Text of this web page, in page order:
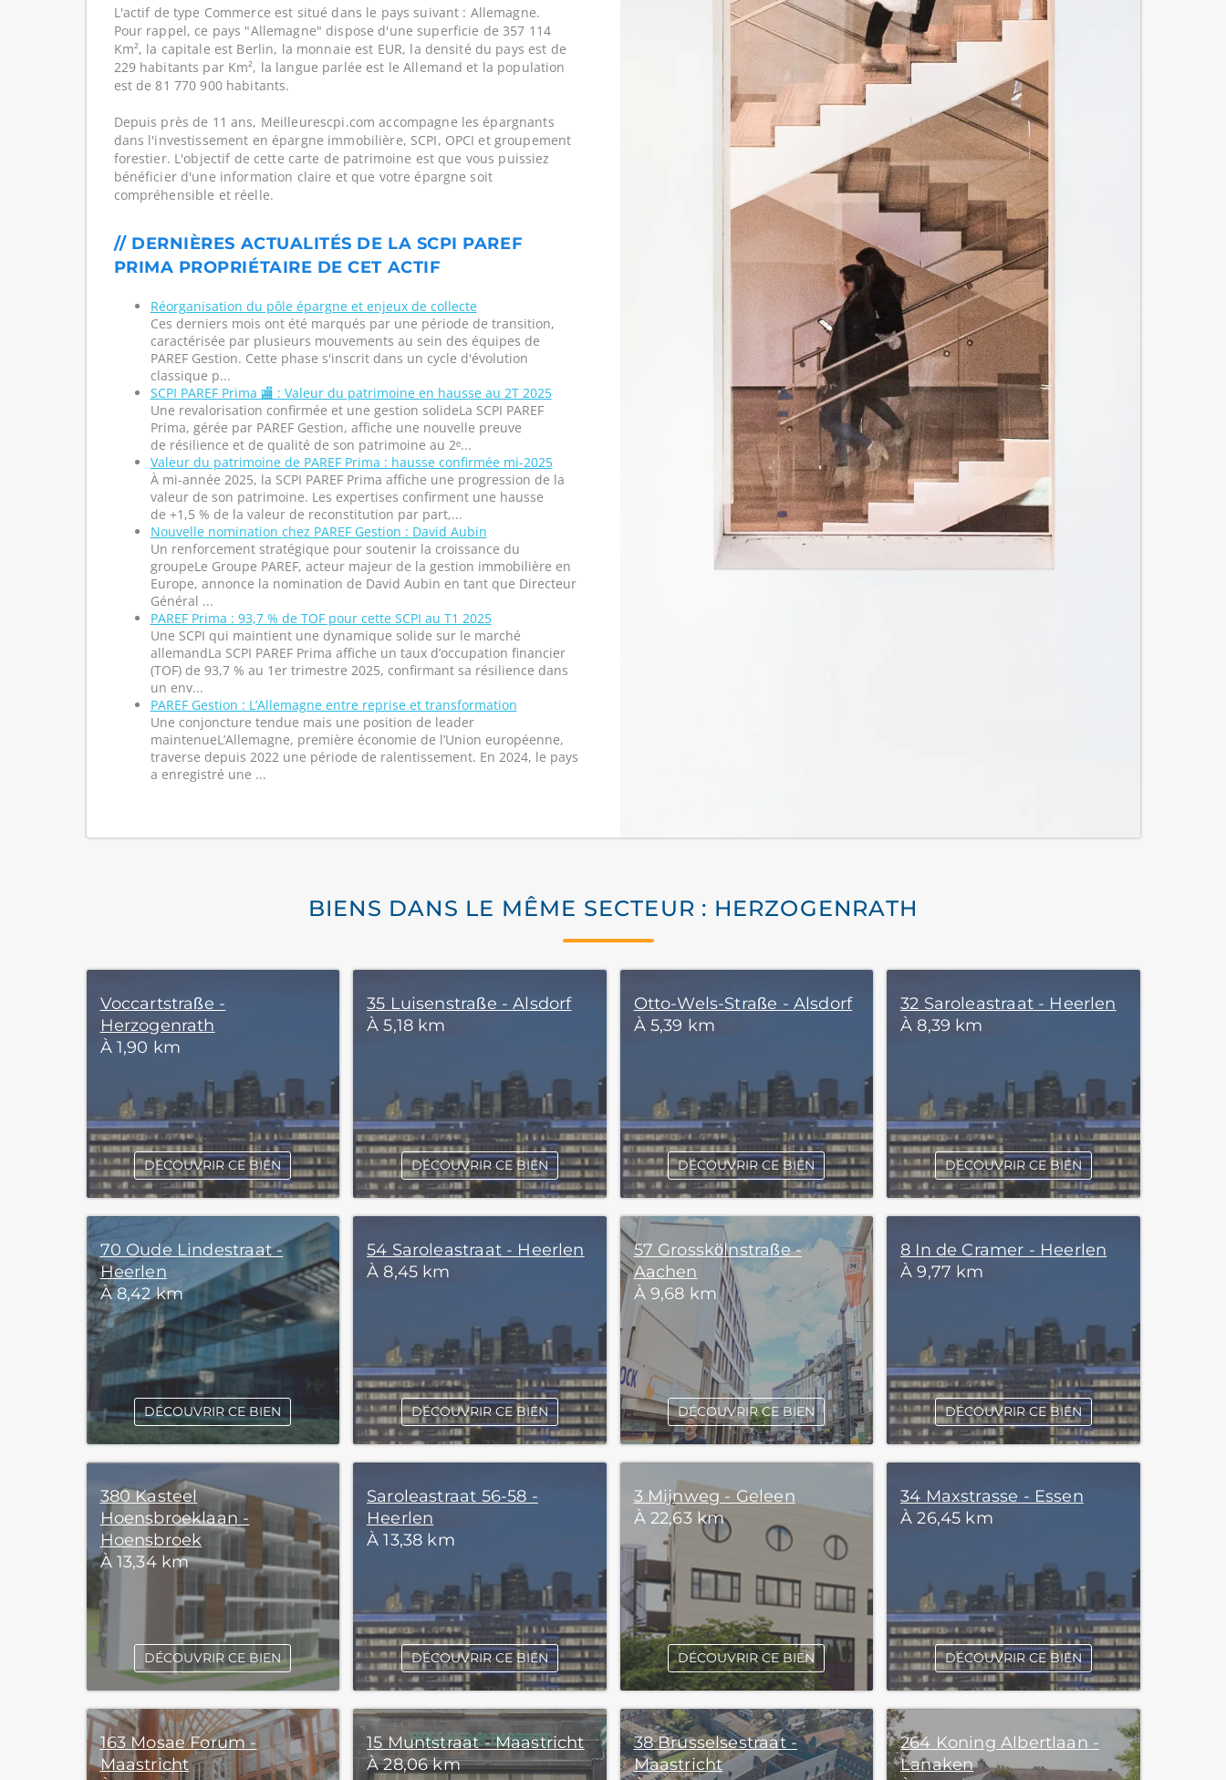
L'actif de type Commerce est situé dans le pays suivant : Allemagne.
Pour rappel, ce pays "Allemagne" dispose d'une superficie de 357 114
Km², la capitale est Berlin, la monnaie est EUR, la densité du pays est de
229 habitants par Km², la langue parlée est le Allemand et la population
est de 81 770 900 habitants.
Depuis près de 11 ans, Meilleurescpi.com accompagne les épargnants
dans l'investissement en épargne immobilière, SCPI, OPCI et groupement
forestier. L'objectif de cette carte de patrimoine est que vous puissiez
bénéficier d'une information claire et que votre épargne soit
compréhensible et réelle.
// DERNIÈRES ACTUALITÉS DE LA SCPI PAREF
PRIMA PROPRIÉTAIRE DE CET ACTIF
Réorganisation du pôle épargne et enjeux de collecte
Ces derniers mois ont été marqués par une période de transition,
caractérisée par plusieurs mouvements au sein des équipes de
PAREF Gestion. Cette phase s'inscrit dans un cycle d'évolution
classique p...
SCPI PAREF Prima 🏬 : Valeur du patrimoine en hausse au 2T 2025
Une revalorisation confirmée et une gestion solideLa SCPI PAREF
Prima, gérée par PAREF Gestion, affiche une nouvelle preuve
de résilience et de qualité de son patrimoine au 2ᵉ...
Valeur du patrimoine de PAREF Prima : hausse confirmée mi-2025
À mi-année 2025, la SCPI PAREF Prima affiche une progression de la
valeur de son patrimoine. Les expertises confirment une hausse
de +1,5 % de la valeur de reconstitution par part,...
Nouvelle nomination chez PAREF Gestion : David Aubin
Un renforcement stratégique pour soutenir la croissance du
groupeLe Groupe PAREF, acteur majeur de la gestion immobilière en
Europe, annonce la nomination de David Aubin en tant que Directeur
Général ...
PAREF Prima : 93,7 % de TOF pour cette SCPI au T1 2025
Une SCPI qui maintient une dynamique solide sur le marché
allemandLa SCPI PAREF Prima affiche un taux d’occupation financier
(TOF) de 93,7 % au 1er trimestre 2025, confirmant sa résilience dans
un env...
PAREF Gestion : L’Allemagne entre reprise et transformation
Une conjoncture tendue mais une position de leader
maintenueL’Allemagne, première économie de l’Union européenne,
traverse depuis 2022 une période de ralentissement. En 2024, le pays
a enregistré une ...
BIENS DANS LE MÊME SECTEUR : HERZOGENRATH
Voccartstraße -
Herzogenrath
À 1,90 km
DÉCOUVRIR CE BIEN
35 Luisenstraße - Alsdorf
À 5,18 km
DÉCOUVRIR CE BIEN
Otto-Wels-Straße - Alsdorf
À 5,39 km
DÉCOUVRIR CE BIEN
32 Saroleastraat - Heerlen
À 8,39 km
DÉCOUVRIR CE BIEN
70 Oude Lindestraat -
Heerlen
À 8,42 km
DÉCOUVRIR CE BIEN
54 Saroleastraat - Heerlen
À 8,45 km
DÉCOUVRIR CE BIEN
57 Grosskölnstraße -
Aachen
À 9,68 km
DÉCOUVRIR CE BIEN
8 In de Cramer - Heerlen
À 9,77 km
DÉCOUVRIR CE BIEN
380 Kasteel
Hoensbroeklaan -
Hoensbroek
À 13,34 km
DÉCOUVRIR CE BIEN
Saroleastraat 56-58 -
Heerlen
À 13,38 km
DÉCOUVRIR CE BIEN
3 Mijnweg - Geleen
À 22,63 km
DÉCOUVRIR CE BIEN
34 Maxstrasse - Essen
À 26,45 km
DÉCOUVRIR CE BIEN
163 Mosae Forum -
Maastricht
15 Muntstraat - Maastricht
À 28,06 km
38 Brusselsestraat -
Maastricht
264 Koning Albertlaan -
Lanaken